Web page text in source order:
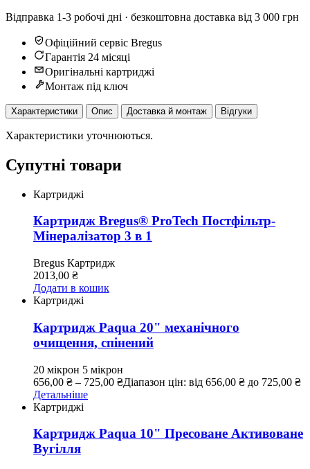
Відправка 1-3 робочі дні · безкоштовна доставка від 3 000 грн
Офіційний сервіс Bregus
Гарантія 24 місяці
Оригінальні картриджі
Монтаж під ключ
Характеристики Опис Доставка й монтаж Відгуки
Характеристики уточнюються.
Супутні товари
Картриджі
Картридж Bregus® ProTech Постфільтр-
Мінералізатор 3 в 1
Bregus Картридж
2013,00 ₴
Додати в кошик
Картриджі
Картридж Paqua 20" механічного
очищення, спінений
20 мікрон 5 мікрон
656,00 ₴ – 725,00 ₴Діапазон цін: від 656,00 ₴ до 725,00 ₴
Детальніше
Картриджі
Картридж Paqua 10" Пресоване Активоване
Вугілля